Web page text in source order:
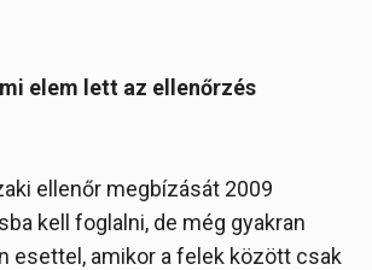
elem lett az ellenőrzés
ellenőr megbízását 2009
kell foglalni, de még gyakran
esettel, amikor a felek között csak